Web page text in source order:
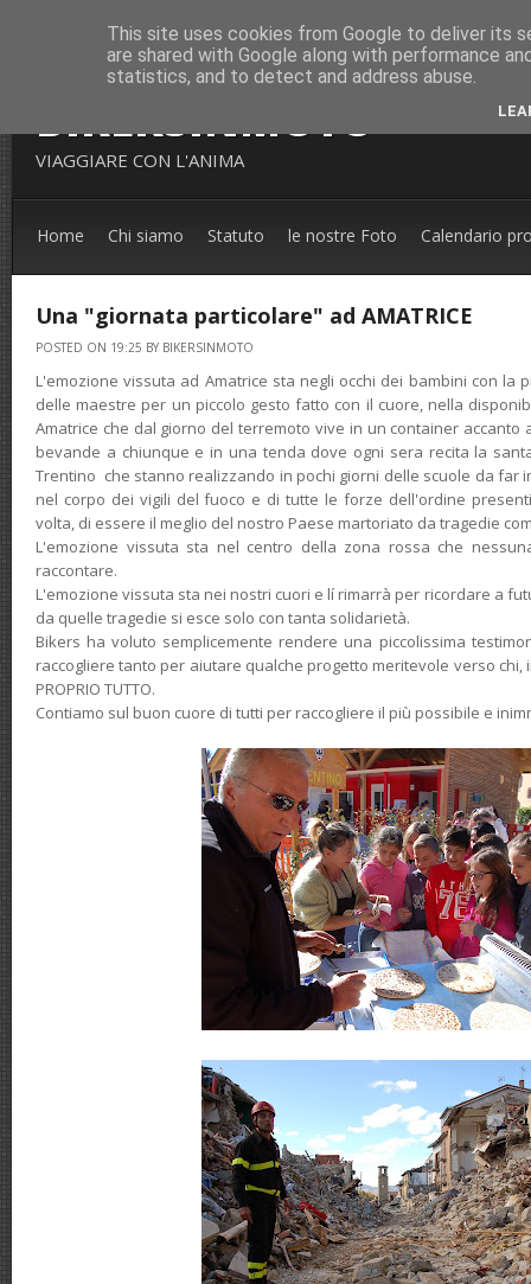
BIKERSINMOTO
VIAGGIARE CON L'ANIMA
Home Chi siamo Statuto le nostre Foto Calendario
Una "giornata particolare" ad AMATRICE
POSTED ON 19:25 BY BIKERSINMOTO
L'emozione vissuta ad Amatrice sta negli occhi dei bambini con la
delle maestre per un piccolo gesto fatto con il cuore, nella
Amatrice che dal giorno del terremoto vive in un container accanto
bevande a chiunque e in una tenda dove ogni sera recita la
Trentino che stanno realizzando in pochi giorni delle scuole da far
nel corpo dei vigili del fuoco e di tutte le forze dell'ordine
volta, di essere il meglio del nostro Paese martoriato da tragedie
L'emozione vissuta sta nel centro della zona rossa che
raccontare.
L'emozione vissuta sta nei nostri cuori e lí rimarrà per ricordare a
da quelle tragedie si esce solo con tanta solidarietà.
Bikers ha voluto semplicemente rendere una piccolissima
raccogliere tanto per aiutare qualche progetto meritevole verso chi,
PROPRIO TUTTO.
Contiamo sul buon cuore di tutti per raccogliere il più possibile e
This site uses cookies from Google to deliver its
are shared with Google along with performance
statistics, and to detect and address abuse.